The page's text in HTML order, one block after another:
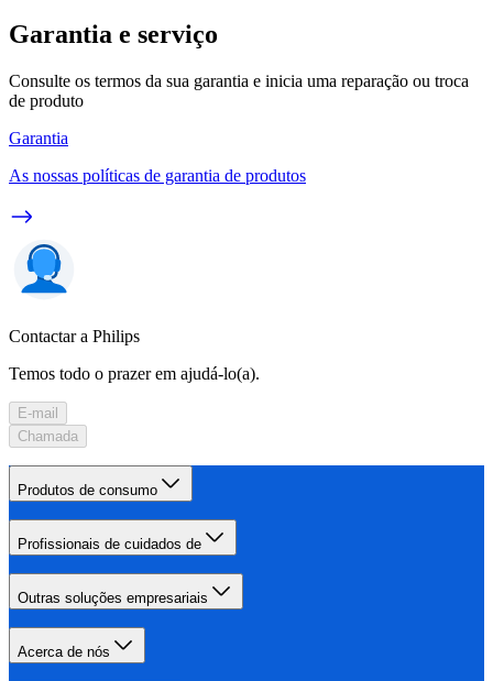
Garantia e serviço
Consulte os termos da sua garantia e inicia uma reparação ou troca
de produto
Garantia
As nossas políticas de garantia de produtos
Contactar a Philips
Temos todo o prazer em ajudá-lo(a).
E-mail
Chamada
Produtos de consumo
Profissionais de cuidados de
Outras soluções empresariais
Acerca de nós